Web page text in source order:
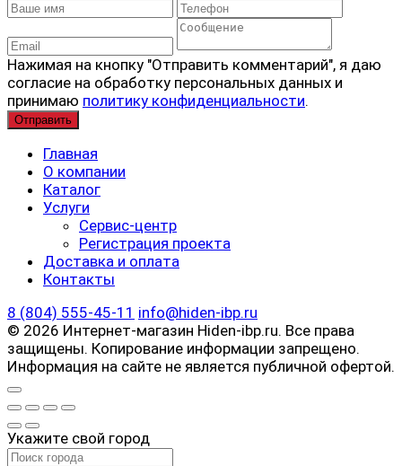
Нажимая на кнопку "Отправить комментарий", я даю
согласие на обработку персональных данных и
принимаю политику конфиденциальности.
Главная
О компании
Каталог
Услуги
Сервис-центр
Регистрация проекта
Доставка и оплата
Контакты
8 (804) 555-45-11 info@hiden-ibp.ru
© 2026 Интернет-магазин Hiden-ibp.ru. Все права
защищены. Копирование информации запрещено.
Информация на сайте не является публичной офертой.
Укажите свой город